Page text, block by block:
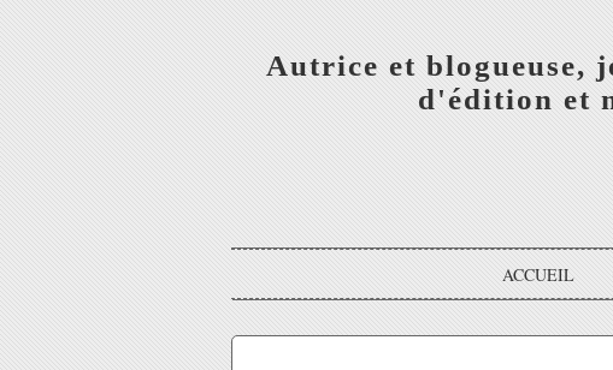
Autrice et blogueuse,
d'édition et
ACCUEIL